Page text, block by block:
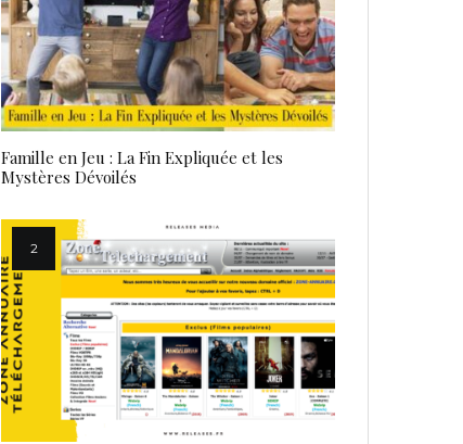
Famille en Jeu : La Fin Expliquée et les
Mystères Dévoilés